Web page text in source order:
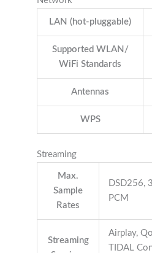
LAN (hot-pluggable)
Supported WLAN/
WiFi Standards
Antennas
WPS
Streaming
Max.
Sample
Rates
DSD256,
PCM
Streaming
Airplay,
TIDAL